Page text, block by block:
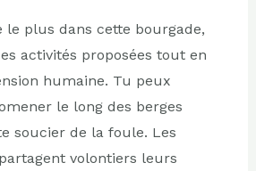
le plus dans cette bourgade,
activités proposées tout en
humaine. Tu peux
le long des berges
soucier de la foule. Les
volontiers leurs